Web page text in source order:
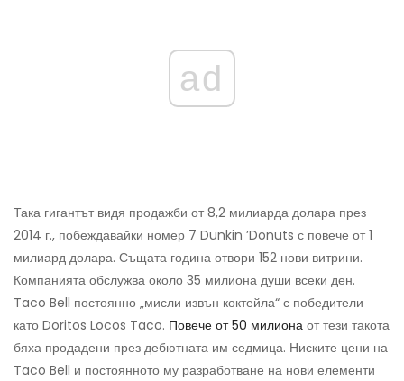
ad
Така гигантът видя продажби от 8,2 милиарда долара през
2014 г., побеждавайки номер 7 Dunkin ’Donuts с повече от 1
милиард долара. Същата година отвори 152 нови витрини.
Компанията обслужва около 35 милиона души всеки ден.
Taco Bell постоянно „мисли извън коктейла“ с победители
като Doritos Locos Taco. Повече от 50 милиона от тези такота
бяха продадени през дебютната им седмица. Ниските цени на
Taco Bell и постоянното му разработване на нови елементи